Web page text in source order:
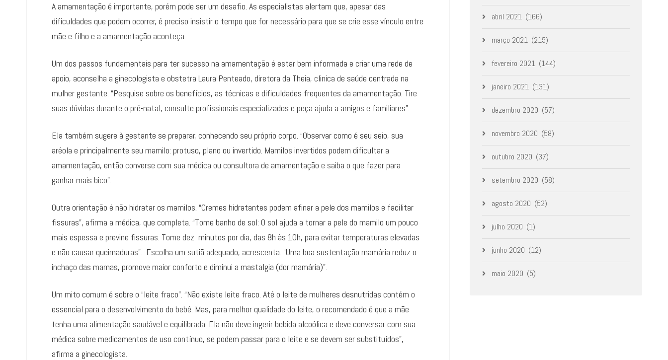
A amamentação é importante, porém pode ser um desafio. As especialistas alertam que, apesar das
dificuldades que podem ocorrer, é preciso insistir o tempo que for necessário para que se crie esse vínculo entre
mãe e filho e a amamentação aconteça.
Um dos passos fundamentais para ter sucesso na amamentação é estar bem informada e criar uma rede de
apoio, aconselha a ginecologista e obstetra Laura Penteado, diretora da Theia, clinica de saúde centrada na
mulher gestante. “Pesquise sobre os benefícios, as técnicas e dificuldades frequentes da amamentação. Tire
suas dúvidas durante o pré-natal, consulte profissionais especializados e peça ajuda a amigos e familiares”.
Ela também sugere à gestante se preparar, conhecendo seu próprio corpo. “Observar como é seu seio, sua
aréola e principalmente seu mamilo: protuso, plano ou invertido. Mamilos invertidos podem dificultar a
amamentação, então converse com sua médica ou consultora de amamentação e saiba o que fazer para
ganhar mais bico”.
Outra orientação é não hidratar os mamilos. “Cremes hidratantes podem afinar a pele dos mamilos e facilitar
fissuras”, afirma a médica, que completa. “Tome banho de sol: O sol ajuda a tornar a pele do mamilo um pouco
mais espessa e previne fissuras. Tome dez minutos por dia, das 8h às 10h, para evitar temperaturas elevadas
e não causar queimaduras”. Escolha um sutiã adequado, acrescenta. “Uma boa sustentação mamária reduz o
inchaço das mamas, promove maior conforto e diminui a mastalgia (dor mamária)”.
Um mito comum é sobre o “leite fraco”. “Não existe leite fraco. Até o leite de mulheres desnutridas contém o
essencial para o desenvolvimento do bebê. Mas, para melhor qualidade do leite, o recomendado é que a mãe
tenha uma alimentação saudável e equilibrada. Ela não deve ingerir bebida alcoólica e deve conversar com sua
médica sobre medicamentos de uso contínuo, se podem passar para o leite e se devem ser substituídos”,
afirma a ginecologista.
abril 2021 (166)
março 2021 (215)
fevereiro 2021 (144)
janeiro 2021 (131)
dezembro 2020 (57)
novembro 2020 (58)
outubro 2020 (37)
setembro 2020 (58)
agosto 2020 (52)
julho 2020 (1)
junho 2020 (12)
maio 2020 (5)